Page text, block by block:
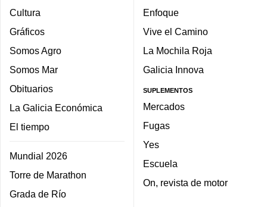
Cultura
Gráficos
Somos Agro
Somos Mar
Obituarios
La Galicia Económica
El tiempo
Mundial 2026
Torre de Marathon
Grada de Río
Enfoque
Vive el Camino
La Mochila Roja
Galicia Innova
SUPLEMENTOS
Mercados
Fugas
Yes
Escuela
On, revista de motor